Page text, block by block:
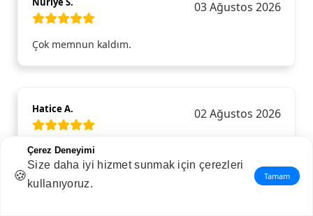
03 Ağustos 2026
Çok memnun kaldım.
Hatice A. 02 Ağustos 2026
Selay Cleaner ile Trendhizmet.com aracılığıyla
tanıştım ve aldığım ev temizliği hizmetinden son
derece memnun kaldım. Ekip hem güler yüzlü hem
de çok profesyoneldi. En ince detayları bile gözden
🍪
Çerez Deneyimi
Size daha iyi hizmet sunmak için çerezleri
kullanıyoruz.
Tamam